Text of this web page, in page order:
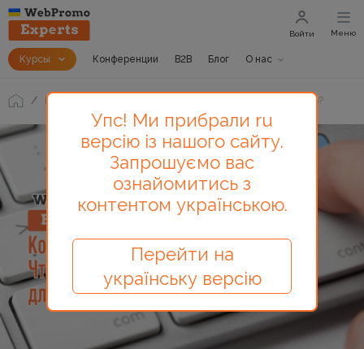
Курсы Конференции B2B Блог О нас
Войти Меню
Блог Удалось найти мало ключевых слов. Что делать?
Упс! Ми прибрали ru
версію із нашого сайту.
Запрошуємо вас
ознайомитись з
контентом українською.
Перейти на
українську версію